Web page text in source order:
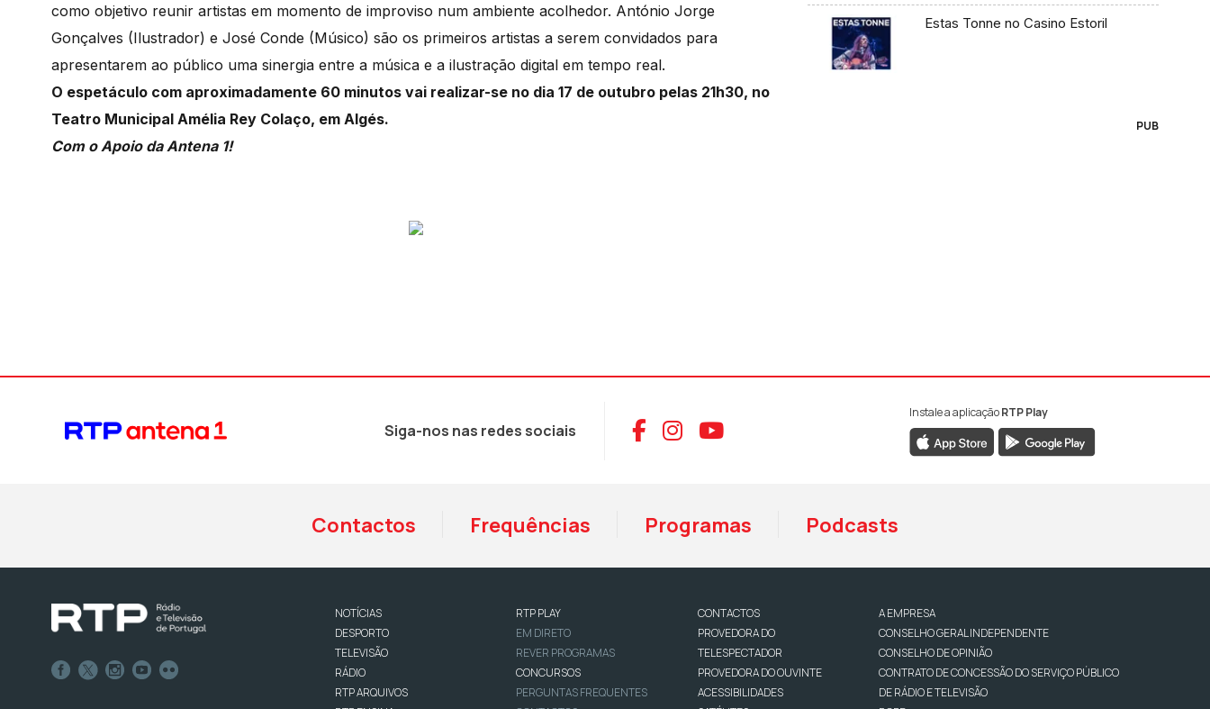
como objetivo reunir artistas em momento de improviso num ambiente acolhedor. António Jorge
Gonçalves (Ilustrador) e José Conde (Músico) são os primeiros artistas a serem convidados para
apresentarem ao público uma sinergia entre a música e a ilustração digital em tempo real.
O espetáculo com aproximadamente 60 minutos vai realizar-se no dia 17 de outubro pelas 21h30, no
Teatro Municipal Amélia Rey Colaço, em Algés.
Com o Apoio da Antena 1!
Estas Tonne no Casino Estoril
PUB
Siga-nos nas redes sociais Aceder ao Facebook da RTP Antena 1
Aceder ao Instagram da RTP Antena 1
Aceder ao YouTube da RTP Antena 1
Instale a aplicaçãoRTP Play
Contactos Frequências Programas Podcasts
NOTÍCIAS
DESPORTO
TELEVISÃO
RÁDIO
RTP ARQUIVOS
RTP PLAY
EM DIRETO
REVER PROGRAMAS
CONCURSOS
PERGUNTAS FREQUENTES
CONTACTOS
PROVEDORA DO
TELESPECTADOR
PROVEDORA DO OUVINTE
ACESSIBILIDADES
A EMPRESA
CONSELHO GERAL INDEPENDENTE
CONSELHO DE OPINIÃO
CONTRATO DE CONCESSÃO DO SERVIÇO PÚBLICO
DE RÁDIO E TELEVISÃO